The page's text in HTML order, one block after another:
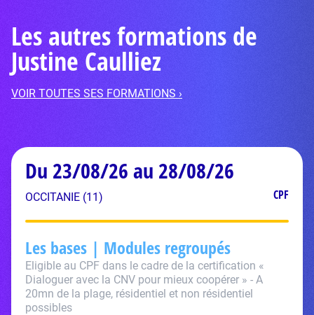
Les autres formations de
Justine Caulliez
VOIR TOUTES SES FORMATIONS ›
Du 23/08/26 au 28/08/26
OCCITANIE (11) CPF
Les bases | Modules regroupés
Eligible au CPF dans le cadre de la certification «
Dialoguer avec la CNV pour mieux coopérer » - A
20mn de la plage, résidentiel et non résidentiel
possibles